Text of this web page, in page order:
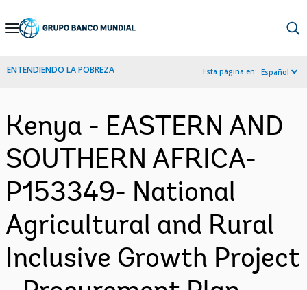
Skip
Navigation
ENTENDIENDO LA POBREZA Esta página en: Español
Kenya - EASTERN AND
SOUTHERN AFRICA-
P153349- National
Agricultural and Rural
Inclusive Growth Project